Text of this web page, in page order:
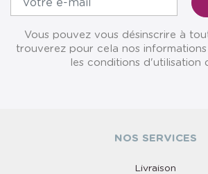
Vous pouvez vous désinscrire à
trouverez pour cela nos
les conditions d'utilisation
NOS SERVICES
Livraison